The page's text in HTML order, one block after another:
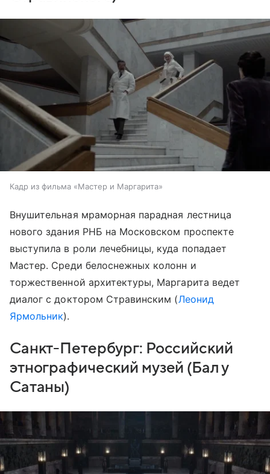
Кадр из фильма «Мастер и Маргарита»
Внушительная мраморная парадная лестница
нового здания РНБ на Московском проспекте
выступила в роли лечебницы, куда попадает
Мастер. Среди белоснежных колонн и
торжественной архитектуры, Маргарита ведет
диалог с доктором Стравинским (Леонид
Ярмольник).
Санкт-Петербург: Российский
этнографический музей (Бал у
Сатаны)